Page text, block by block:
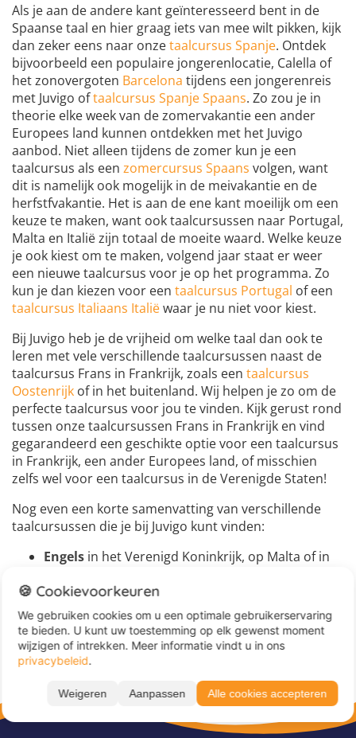
Als je aan de andere kant geïnteresseerd bent in de
Spaanse taal en hier graag iets van mee wilt pikken, kijk
dan zeker eens naar onzetaalcursus Spanje. Ontdek
bijvoorbeeld een populaire jongerenlocatie, Calella of
het zonovergoten Barcelona tijdens een jongerenreis
met Juvigo oftaalcursus Spanje Spaans. Zo zou je in
theorie elke week van de zomervakantie een ander
Europees land kunnen ontdekken met het Juvigo
aanbod. Niet alleen tijdens de zomer kun je een
taalcursus als een zomercursus Spaans volgen, want
dit is namelijk ook mogelijk in de meivakantie en de
herfstfvakantie. Het is aan de ene kant moeilijk om een
keuze te maken, want ook taalcursussen naar Portugal,
Malta en Italië zijn totaal de moeite waard. Welke keuze
je ook kiest om te maken, volgend jaar staat er weer
een nieuwe taalcursus voor je op het programma. Zo
kun je dan kiezen voor een taalcursus Portugal of een
taalcursus Italiaans Italiëwaar je nu niet voor kiest.
Bij Juvigo heb je de vrijheid om welke taal dan ook te
leren met vele verschillende taalcursussen naast de
taalcursus Frans in Frankrijk, zoals een taalcursus
Oostenrijk of in het buitenland. Wij helpen je zo om de
perfecte taalcursus voor jou te vinden. Kijk gerust rond
tussen onze taalcursussen Frans in Frankrijk en vind
gegarandeerd een geschikte optie voor een taalcursus
in Frankrijk, een ander Europees land, of misschien
zelfs wel voor een taalcursus in de Verenigde Staten!
Nog even een korte samenvatting van verschillende
taalcursussen die je bij Juvigo kunt vinden:
Engels in het Verenigd Koninkrijk, op Malta of in
Spaansin Spanje, bijvoorbeeld in Barcelona,
Valencia of Malaga
Fransin Frankrijk of België
🍪 Cookievoorkeuren
We gebruiken cookies om u een optimale gebruikerservaring
te bieden. U kunt uw toestemming op elk gewenst moment
wijzigen of intrekken. Meer informatie vindt u in ons
privacybeleid.
Weigeren Aanpassen Alle cookies accepteren